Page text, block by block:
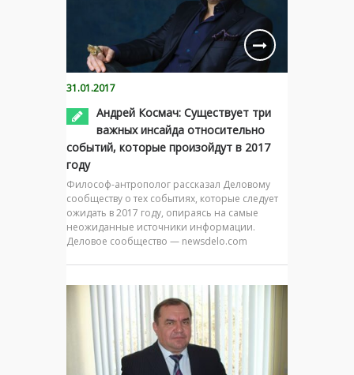
31.01.2017
Андрей Космач: Существует три
важных инсайда относительно
событий, которые произойдут в 2017
году
Философ-антрополог рассказал Деловому
сообществу о тех событиях, которые следует
ожидать в 2017 году, опираясь на самые
неожиданные источники информации.
Деловое сообщество — newsdelo.com